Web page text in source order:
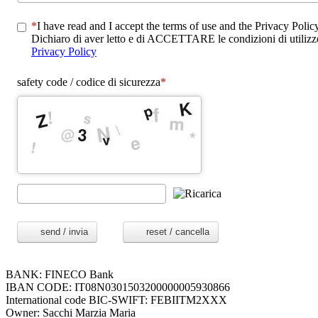
I have read and I accept the terms of use and the Privacy
Dichiaro di aver letto e di ACCETTARE le condizioni di
Privacy Policy
safety code / codice di sicurezza
send / invia reset / cancella
BANK: FINECO Bank
IBAN CODE: IT08N0301503200000005930866
International code BIC-SWIFT: FEBIITM2XXX
Owner: Sacchi Marzia Maria